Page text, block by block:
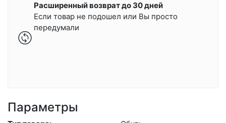
Расширенный возврат до 30 дней
Если товар не подошел или Вы просто
передумали
Параметры